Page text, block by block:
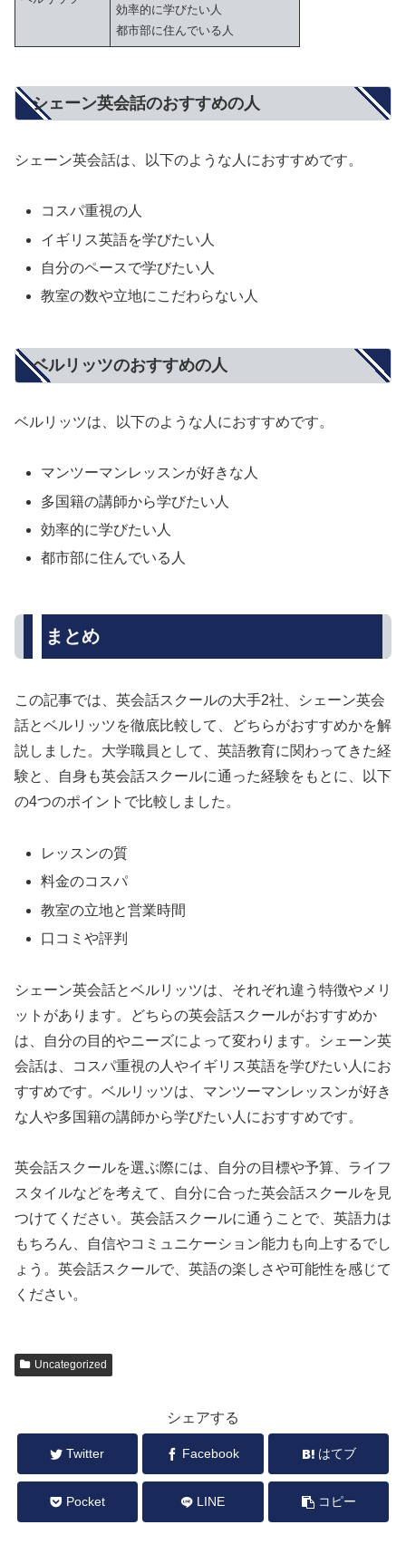
効率的に学びたい人
都市部に住んでいる人
シェーン英会話のおすすめの人
シェーン英会話は、以下のような人におすすめです。
コスパ重視の人
イギリス英語を学びたい人
自分のペースで学びたい人
教室の数や立地にこだわらない人
ベルリッツのおすすめの人
ベルリッツは、以下のような人におすすめです。
マンツーマンレッスンが好きな人
多国籍の講師から学びたい人
効率的に学びたい人
都市部に住んでいる人
まとめ
この記事では、英会話スクールの大手2社、シェーン英会
話とベルリッツを徹底比較して、どちらがおすすめかを解
説しました。大学職員として、英語教育に関わってきた経
験と、自身も英会話スクールに通った経験をもとに、以下
の4つのポイントで比較しました。
レッスンの質
料金のコスパ
教室の立地と営業時間
口コミや評判
シェーン英会話とベルリッツは、それぞれ違う特徴やメリ
ットがあります。どちらの英会話スクールがおすすめか
は、自分の目的やニーズによって変わります。シェーン英
会話は、コスパ重視の人やイギリス英語を学びたい人にお
すすめです。ベルリッツは、マンツーマンレッスンが好き
な人や多国籍の講師から学びたい人におすすめです。
英会話スクールを選ぶ際には、自分の目標や予算、ライフ
スタイルなどを考えて、自分に合った英会話スクールを見
つけてください。英会話スクールに通うことで、英語力は
もちろん、自信やコミュニケーション能力も向上するでし
ょう。英会話スクールで、英語の楽しさや可能性を感じて
ください。
Uncategorized
シェアする
Twitter Facebook はてブ
Pocket LINE コピー